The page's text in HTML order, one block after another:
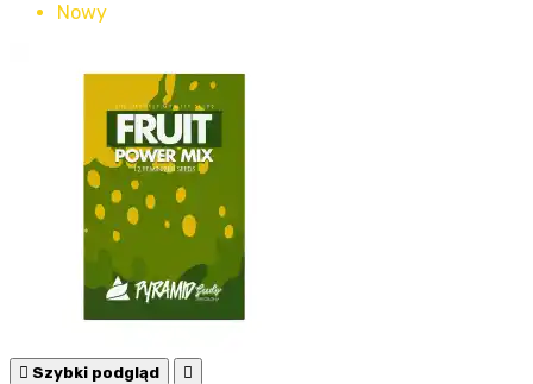
Nowy
 Szybki podgląd 